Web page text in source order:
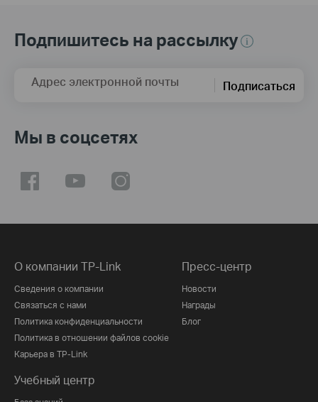
Подпишитесь на рассылку
Адрес электронной почты Подписаться
Мы в соцсетях
О компании TP-Link
Сведения о компании
Связаться с нами
Политика конфиденциальности
Политика в отношении файлов cookie
Карьера в TP-Link
Пресс-центр
Новости
Награды
Блог
Учебный центр